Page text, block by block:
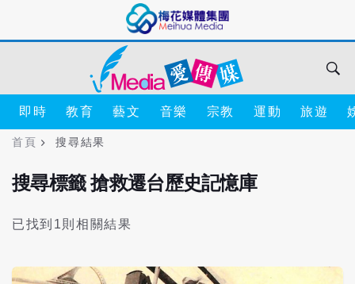
即時 教育 藝文 音樂 宗教 運動 旅遊
首頁 搜尋結果
搜尋標籤 搶救遷台歷史記憶庫
已找到1則相關結果